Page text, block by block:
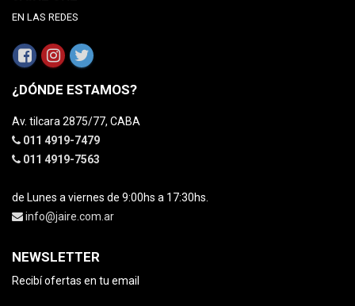
EN LAS REDES
¿DÓNDE ESTAMOS?
Av. tilcara 2875/77, CABA
011 4919-7479
011 4919-7563
de Lunes a viernes de 9:00hs a 17:30hs.
info@jaire.com.ar
NEWSLETTER
Recibí ofertas en tu email